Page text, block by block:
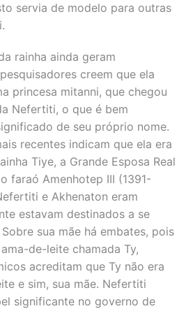
servia de modelo para outras
rainha ainda geram
creem que ela
princesa mitanni, que chegou
Nefertiti, o que é bem
de seu próprio nome.
recentes indicam que ela era
Tiye, a Grande Esposa Real
faraó Amenhotep III (1391-
e Akhenaton eram
estavam destinados a se
sua mãe há embates, pois
de-leite chamada Ty,
acreditam que Ty não era
e sim, sua mãe. Nefertiti
significante no governo de